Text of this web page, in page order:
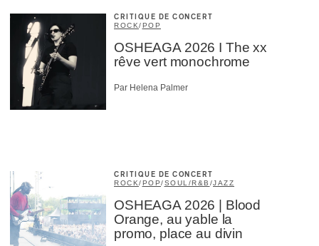
CRITIQUE DE CONCERT
ROCK/POP
OSHEAGA 2026 I The xx
rêve vert monochrome
Par Helena Palmer
CRITIQUE DE CONCERT
ROCK/POP/SOUL/R&B /JAZZ
OSHEAGA 2026 | Blood
Orange, au yable la
promo, place au divin